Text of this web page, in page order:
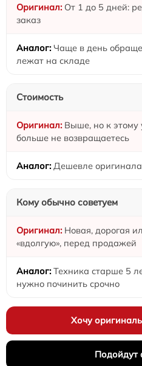
От 1 до 5 дней:
заказ
Чаще в день
лежат на складе
Стоимость
Выше, но к этому
больше не возвращаетесь
Дешевле
Кому обычно советуем
Новая, дорогая
«вдолгую», перед продажей
Техника старше 5
нужно починить срочно
Хочу
Подойдут